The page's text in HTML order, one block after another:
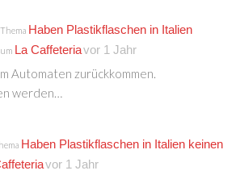
Haben Plastikflaschen in Italien
La Caffeteriavor 1 Jahr
Automaten zurückkommen.
werden…
Haben Plastikflaschen in Italien keinen
vor 1 Jahr